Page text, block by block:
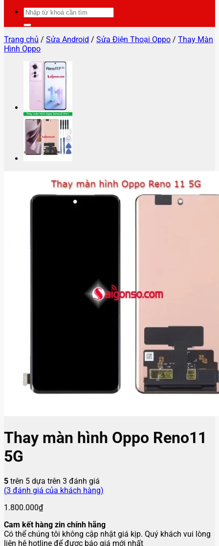
Tìm
kiếm:
Trang chủ / Sửa Android / Sửa Điện Thoại Oppo / Thay Màn
Hình Oppo
Thay màn hình Oppo Reno11
5G
5 trên 5 dựa trên 3 đánh giá
(3 đánh giá của khách hàng)
1.800.000₫
Cam kết hàng zin chính hãng
Có thể chúng tôi không cập nhật giá kịp. Quý khách vui lòng
liên hệ hotline để được báo giá mới nhất